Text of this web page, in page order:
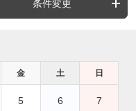
条件変更
金 土 日
5 6 7